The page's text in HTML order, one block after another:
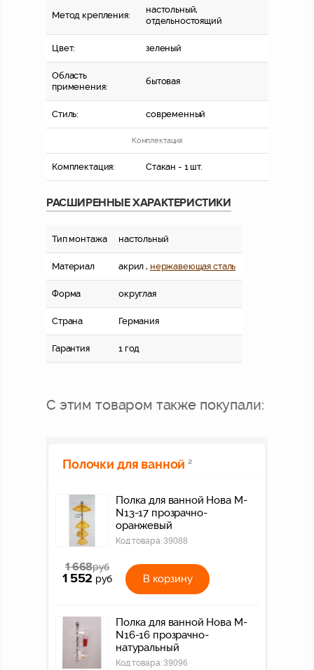
Метод крепления:
настольный,
отдельностоящий
Цвет: зеленый
Область
применения:
бытовая
Стиль: современный
Комплектация
Комплектация: Стакан - 1 шт.
РАСШИРЕННЫЕ ХАРАКТЕРИСТИКИ
Тип монтажа настольный
Материал акрил , нержавеющая сталь
Форма округлая
Страна Германия
Гарантия 1 год
С этим товаром также покупали:
Полочки для ванной 2
Полка для ванной Нова M-
N13-17 прозрачно-
оранжевый
Код товара:39088
1 668руб
1 552 руб В корзину
Полка для ванной Нова M-
N16-16 прозрачно-
натуральный
Код товара:39096